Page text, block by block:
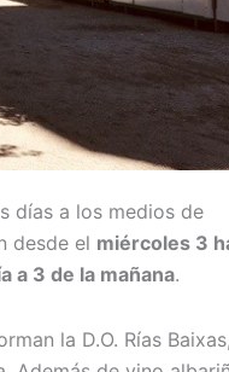
días a los medios de
desde el miércoles 3
a 3 de la mañana.
la D.O. Rías Baixas,